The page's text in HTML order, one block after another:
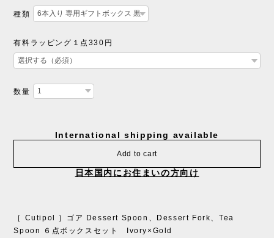
種類
有料ラッピング１点330円
数量
International shipping available
Add to cart
日本国内にお住まいの方向け
［ Cutipol ］ゴア Dessert Spoon、Dessert Fork、Tea
Spoon ６点ボックスセット Ivory×Gold